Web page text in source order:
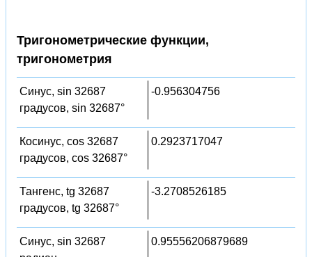
Тригонометрические функции,
тригонометрия
Синус, sin 32687
градусов, sin 32687°
-0.956304756
Косинус, cos 32687
градусов, cos 32687°
0.2923717047
Тангенс, tg 32687
градусов, tg 32687°
-3.2708526185
Синус, sin 32687
0.95556206879689